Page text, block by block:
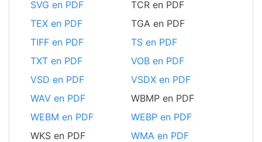
SVG en PDF
TCR en PDF
TEX en PDF
TGA en PDF
TIFF en PDF
TS en PDF
TXT en PDF
VOB en PDF
VSD en PDF
VSDX en PDF
WAV en PDF
WBMP en PDF
WEBM en PDF
WEBP en PDF
WKS en PDF
WMA en PDF